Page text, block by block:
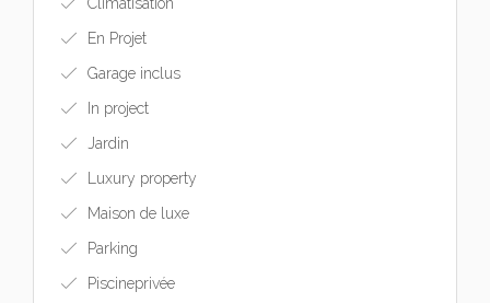
En Projet
Garage inclus
In project
Jardin
Luxury property
Maison de luxe
Parking
Piscineprivée